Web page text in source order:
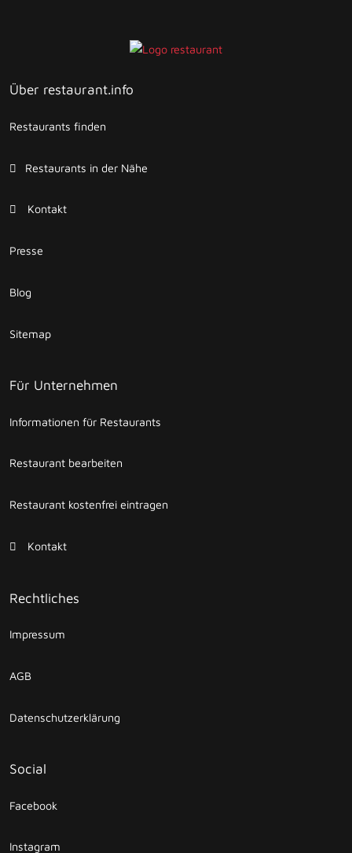
Über restaurant.info
Restaurants finden
Restaurants in der Nähe
Kontakt
Presse
Blog
Sitemap
Für Unternehmen
Informationen für Restaurants
Restaurant bearbeiten
Restaurant kostenfrei eintragen
Kontakt
Rechtliches
Impressum
AGB
Datenschutzerklärung
Social
Facebook
Instagram